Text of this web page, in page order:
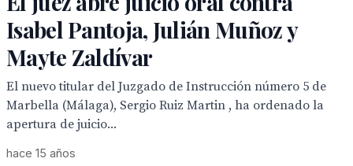
Isabel Pantoja, Julián Muñoz y
Mayte Zaldívar
El nuevo titular del Juzgado de Instrucción número 5 de
Marbella (Málaga), Sergio Ruiz Martin , ha ordenado la
apertura de juicio...
hace 15 años